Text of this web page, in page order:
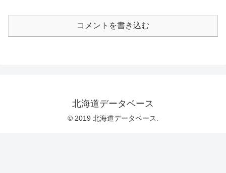
コメントを書き込む
北海道データベース
© 2019 北海道データベース.